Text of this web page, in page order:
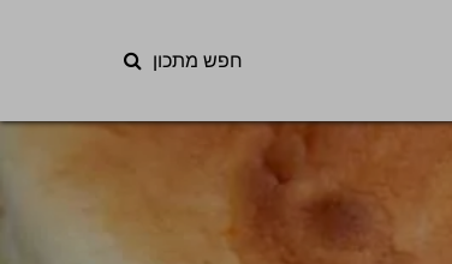
חפש מתכון